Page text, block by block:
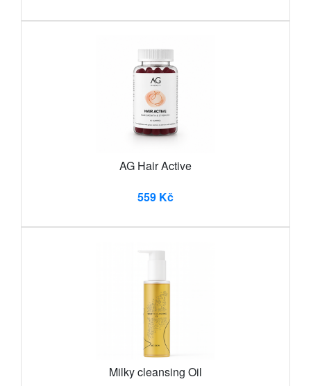
AG Hair Active
559 Kč
Milky cleansing Oil